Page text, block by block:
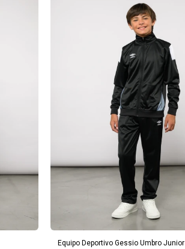
Equipo Deportivo Gessio Umbro Junior
AGREGAR AL CARRITO
a la forma más ágil de
en 3 cuotas sin recargo o hasta en
* sujeto aprobación crediticia.